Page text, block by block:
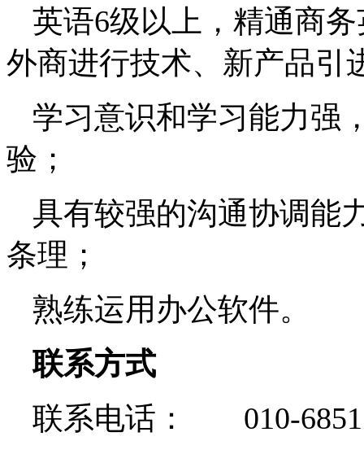
英语6级以上，精通商
外商进行技术、新产品引
学习意识和学习能力强
验；
具有较强的沟通协调能
条理；
熟练运用办公软件。
联系方式
联系电话：
010-